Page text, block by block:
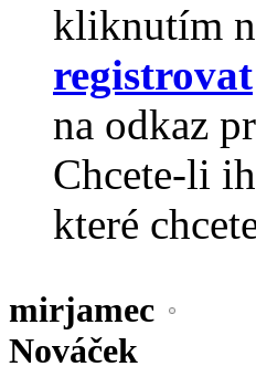
kliknutím
registrovat
na odkaz
Chcete-li
které
mirjamec
Nováček